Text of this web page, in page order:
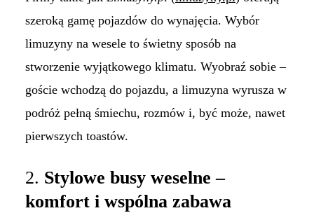
szeroką gamę pojazdów do wynajęcia. Wybór
limuzyny na wesele to świetny sposób na
stworzenie wyjątkowego klimatu. Wyobraź sobie –
goście wchodzą do pojazdu, a limuzyna wyrusza w
podróż pełną śmiechu, rozmów i, być może, nawet
pierwszych toastów.
2. Stylowe busy weselne –
komfort i wspólna zabawa